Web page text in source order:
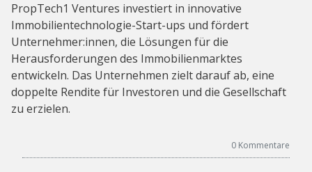
PropTech1 Ventures investiert in innovative
Immobilientechnologie-Start-ups und fördert
Unternehmer:innen, die Lösungen für die
Herausforderungen des Immobilienmarktes
entwickeln. Das Unternehmen zielt darauf ab, eine
doppelte Rendite für Investoren und die Gesellschaft
zu erzielen.
0 Kommentare